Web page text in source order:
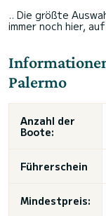
.. Die größte
immer noch hier, auf
Palermo
Anzahl der
Boote:
Führerschein
Mindestpreis: